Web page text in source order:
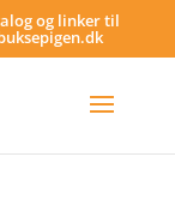
og linker til